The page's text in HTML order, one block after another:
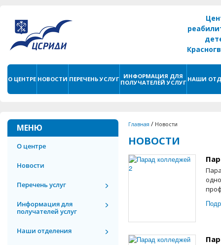
О ЦЕНТРЕ НОВОСТИ ПЕРЕЧЕНЬ УСЛУГ
ИНФОРМАЦИЯ ДЛЯ
ПОЛУЧАТЕЛЕЙ УСЛУГ НАШИ
МЕНЮ
О центре
Новости
Перечень услуг
Информация для
получателей услуг
Наши отделения
Главная / Новости
НОВОСТИ